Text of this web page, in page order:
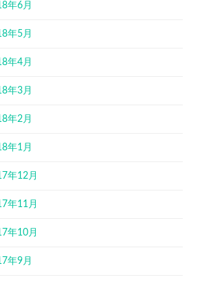
年6月
年5月
年4月
年3月
年2月
年1月
年12月
年11月
年10月
年9月